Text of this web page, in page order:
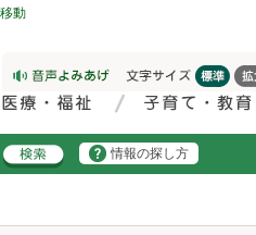
動
情報の探し方